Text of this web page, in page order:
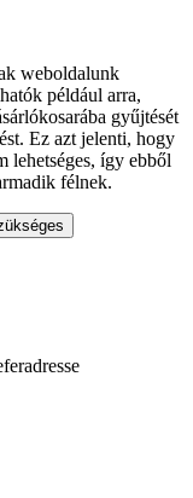
weboldalunk
például arra,
gyűjtését
Ez azt jelenti, hogy
lehetséges, így ebből
félnek.